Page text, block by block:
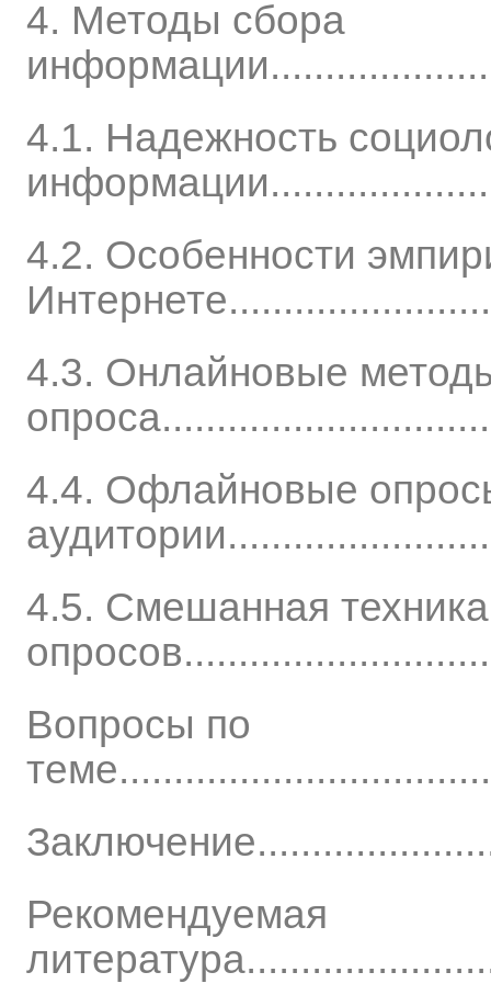
4. Методы сбора
4.1. Надежность
4.2. Особенности
4.3. Онлайновые
4.4. Офлайновые
4.5. Смешанная техника
Вопросы по
Рекомендуемая